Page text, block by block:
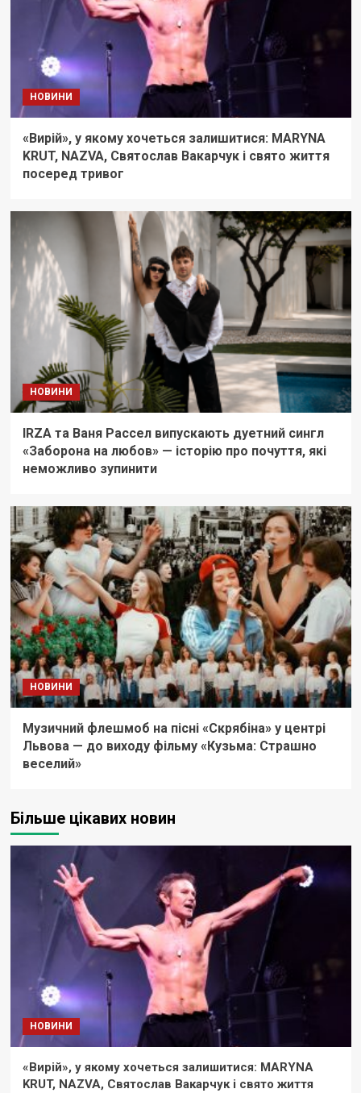
НОВИНИ
«Вирій», у якому хочеться залишитися: MARYNA
KRUT, NAZVA, Святослав Вакарчук і свято життя
посеред тривог
НОВИНИ
IRZA та Ваня Рассел випускають дуетний сингл
«Заборона на любов» — історію про почуття, які
неможливо зупинити
НОВИНИ
Музичний флешмоб на пісні «Скрябіна» у центрі
Львова — до виходу фільму «Кузьма: Страшно
веселий»
Більше цікавих новин
НОВИНИ
«Вирій», у якому хочеться залишитися: MARYNA
KRUT, NAZVA, Святослав Вакарчук і свято життя